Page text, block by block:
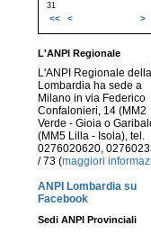
31
<< < >
L'ANPI Regionale
L'ANPI Regionale della
Lombardia ha sede a
Milano in via Federico
Confalonieri, 14 (MM2
Verde - Gioia o
(MM5 Lilla - Isola), tel.
0276020620,
/ 73 (maggiori
ANPI Lombardia su
Facebook
Sedi ANPI Provinciali